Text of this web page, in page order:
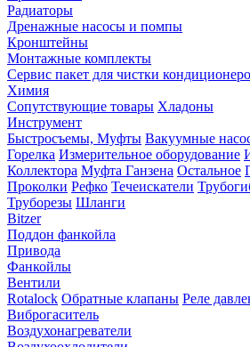
Радиаторы
Дренажные насосы и помпы
Кронштейны
Монтажные комплекты
Сервис пакет для чистки
Химия
Сопутствующие товары Хладоны
Инструмент
Быстросъемы, Муфты Вакуумные
Горелка Измерительное оборудование
Коллектора Муфта Ганзена Остальное
Проколки Рефко Течеискатели
Труборезы Шланги
Bitzer
Поддон фанкойла
Привода
Фанкойлы
Вентили
Rotalock Обратные клапаны Реле
Виброгаситель
Воздухонагреватели